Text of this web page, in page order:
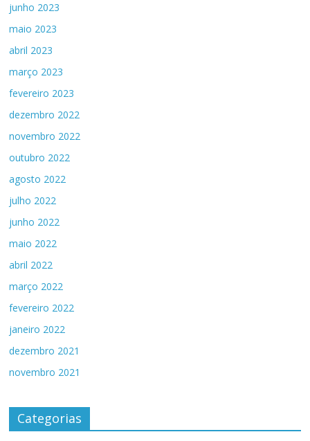
junho 2023
maio 2023
abril 2023
março 2023
fevereiro 2023
dezembro 2022
novembro 2022
outubro 2022
agosto 2022
julho 2022
junho 2022
maio 2022
abril 2022
março 2022
fevereiro 2022
janeiro 2022
dezembro 2021
novembro 2021
Categorias